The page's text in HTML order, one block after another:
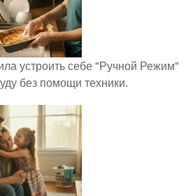
устроить себе "Ручной Режим"
без помощи техники.